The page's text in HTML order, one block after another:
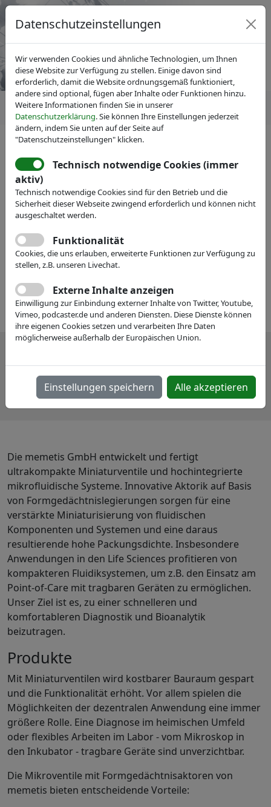
IVAM Fachverband für Mikrotechnik Mitglieder
memetis GmbH
Webseite
Die memetis GmbH entwickelt und fertigt
ultrakompakte Miniaturventile und hochintegrierte
mikrofluidische Systeme. Innovative Aktorik auf Basis
von Formgedächtnislegierungen sorgen für eine
verstärkte Miniaturisierung von fluidischen
Komponenten und Systemen und eine daraus
resultierende hohe Packungsdichte. Insbesondere
Anwendungen in den Life Sciences profitieren von
kompakteren Fluidiksystemen, um z.B. den Einsatz am
Point-of-Care mit tragbaren Geräten zu ermöglichen.
Unser Ziel ist es, zu einer schnelleren und
komfortableren Diagnostik und Bioanalytik
beizutragen.
Produkte
Mit Miniaturventilen wird kostbarer Bauraum gespart
und die Funktionalität erhöht. Vor allem spielen die
Möglichkeiten der dezentralen Anwendung eine immer
größere Rolle. Eine Diagnose im heimischen Umfeld
oder flexibles Arbeiten im Labor - vom Mikroskop in
den Inkubator - tragbare Geräte sind unverzichtbar.
Die Mikroventile mit Formgedächtnisaktoren von
memetis bieten entscheidende Vorteile:
Datenschutzeinstellungen
Wir verwenden Cookies und ähnliche Technologien, um Ihnen
diese Website zur Verfügung zu stellen. Einige davon sind
erforderlich, damit die Website ordnungsgemäß funktioniert,
andere sind optional, fügen aber Inhalte oder Funktionen hinzu.
Weitere Informationen finden Sie in unserer
Datenschutzerklärung. Sie können Ihre Einstellungen jederzeit
ändern, indem Sie unten auf der Seite auf
"Datenschutzeinstellungen" klicken.
Technisch notwendige Cookies (immer
aktiv)
Technisch notwendige Cookies sind für den Betrieb und die
Sicherheit dieser Webseite zwingend erforderlich und können nicht
ausgeschaltet werden.
Funktionalität
Cookies, die uns erlauben, erweiterte Funktionen zur Verfügung zu
stellen, z.B. unseren Livechat.
Externe Inhalte anzeigen
Einwilligung zur Einbindung externer Inhalte von Twitter, Youtube,
Vimeo, podcaster.de und anderen Diensten. Diese Dienste können
ihre eigenen Cookies setzen und verarbeiten Ihre Daten
möglicherweise außerhalb der Europäischen Union.
Einstellungen speichern Alle akzeptieren